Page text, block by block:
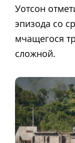
Уотсон
эпизода со
мчащегося
сложной.